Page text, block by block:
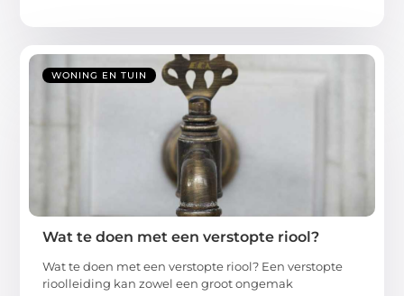
WONING EN TUIN
Wat te doen met een verstopte riool?
Wat te doen met een verstopte riool? Een verstopte
rioolleiding kan zowel een groot ongemak